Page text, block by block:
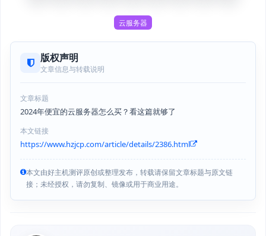
云服务器
版权声明
文章信息与转载说明
文章标题
2024年便宜的云服务器怎么买？看这篇就够了
本文链接
https://www.hzjcp.com/article/details/2386.html
本文由好主机测评原创或整理发布，转载请保留文章标题与原文链
接；未经授权，请勿复制、镜像或用于商业用途。